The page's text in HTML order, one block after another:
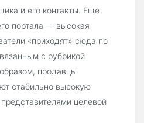
и его контакты. Еще
портала — высокая
«приходят» сюда по
с рубрикой
продавцы
стабильно высокую
целевой